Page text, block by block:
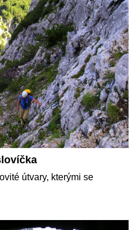
útvary, kterými se